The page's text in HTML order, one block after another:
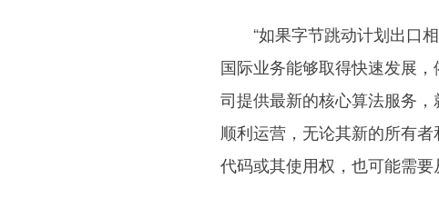
“如果字节跳动计划出口相
国际业务能够取得快速发展
司提供最新的核心算法服务
顺利运营，无论其新的所有
代码或其使用权，也可能需要